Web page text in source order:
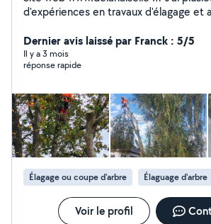
d'expériences en travaux d'élagage et
également de la plantation d'arbre
Dernier avis laissé par Franck : 5/5
Il y a 3 mois
réponse rapide
Élagage ou coupe d'arbre Élaguage d'arbre
Voir le profil